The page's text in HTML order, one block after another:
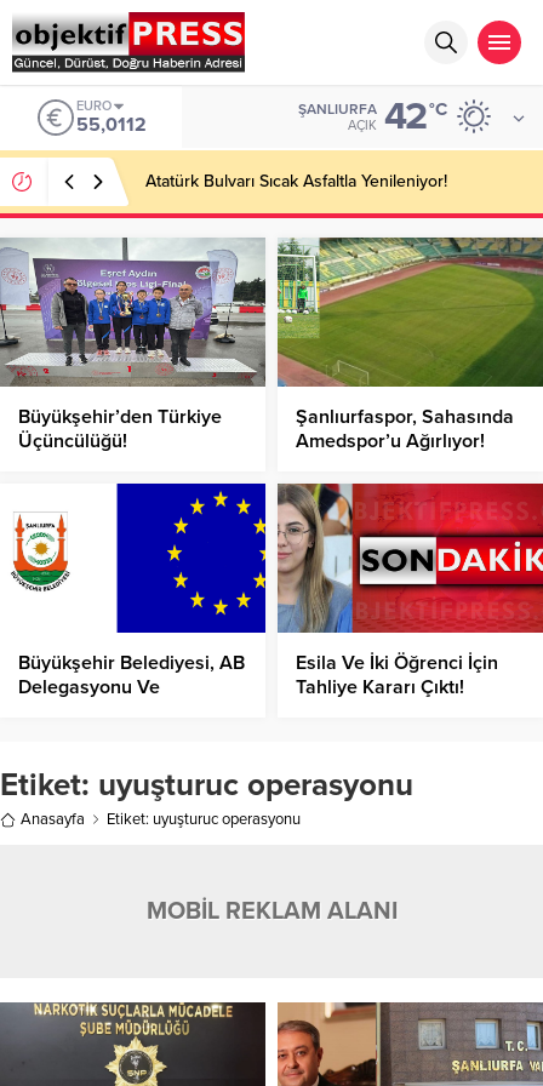
EURO
55,0112
ŞANLIURFA
AÇIK 42°C
Atatürk Bulvarı Sıcak Asfaltla Yenileniyor!
Büyükşehir’den Türkiye
Üçüncülüğü!
Şanlıurfaspor, Sahasında
Amedspor’u Ağırlıyor!
Büyükşehir Belediyesi, AB
Delegasyonu Ve
Esila Ve İki Öğrenci İçin
Tahliye Kararı Çıktı!
Etiket: uyuşturuc operasyonu
Anasayfa Etiket: uyuşturuc operasyonu
MOBİL REKLAM ALANI